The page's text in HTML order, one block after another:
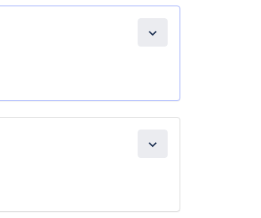
expand_more
expand_more